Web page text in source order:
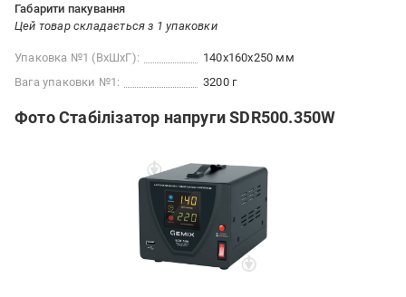
Габарити пакування
Цей товар складається з 1 упаковки
Упаковка №1 (ВхШхГ):
140x160x250 мм
Вага упаковки №1:
3200 г
Фото Стабілізатор напруги SDR500.350W